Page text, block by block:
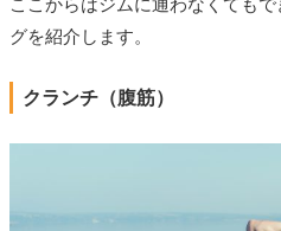
ここからはジムに通わなくても
グを紹介します。
クランチ（腹筋）